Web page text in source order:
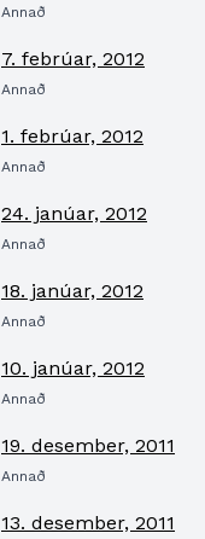
Annað
7. febrúar, 2012
Annað
1. febrúar, 2012
Annað
24. janúar, 2012
Annað
18. janúar, 2012
Annað
10. janúar, 2012
Annað
19. desember, 2011
Annað
13. desember, 2011